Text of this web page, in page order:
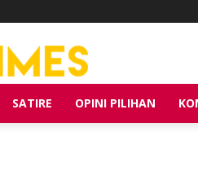
SATIRE OPINI PILIHAN